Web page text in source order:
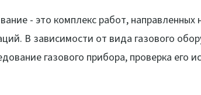
- это комплекс работ,
В зависимости от вида газового
газового прибора, проверка его